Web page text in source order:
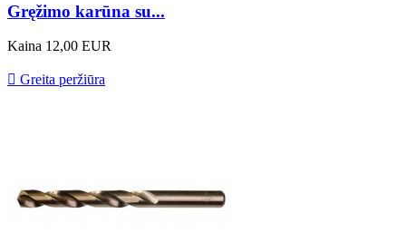
Gręžimo karūna su...
Kaina 12,00 EUR
 Greita peržiūra